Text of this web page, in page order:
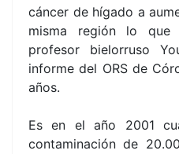
cáncer de hígado a
misma región lo
profesor bielorruso
informe del ORS de
años.
Es en el año 2001
contaminación de